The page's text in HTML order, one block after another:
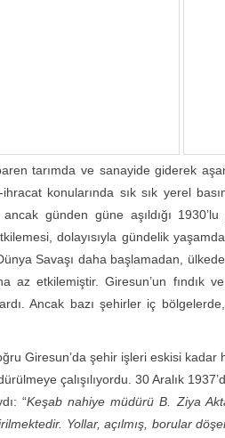
tarımda ve sanayide giderek
ihracat konularında sık sık yerel
günden güne aşıldığı
dolayısıyla gündelik
Savaşı daha başlamadan,
az etkilemiştir. Giresun’un fındık
Ancak bazı şehirler iç
Giresun’da şehir işleri eskisi kadar
çalışılıyordu. 30 Aralık
“Keşab nahiye müdürü B. Ziya
Yollar, açılmış, borular